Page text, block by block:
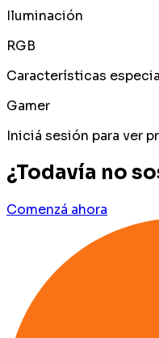
Iluminación
RGB
Características
Gamer
Iniciá sesión para ver
¿Todavía no
Comenzá ahora